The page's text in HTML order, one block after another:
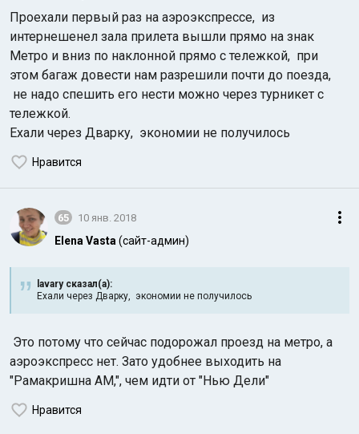
Проехали первый раз на аэроэкспрессе, из
интернешенел зала прилета вышли прямо на знак
Метро и вниз по наклонной прямо с тележкой, при
этом багаж довести нам разрешили почти до поезда,
не надо спешить его нести можно через турникет с
тележкой.
Ехали через Дварку, экономии не получилось
Нравится
65 10 янв. 2018
Elena Vasta (сайт-админ)
lavary сказал(а):
Ехали через Дварку, экономии не получилось
Это потому что сейчас подорожал проезд на метро, а
аэроэкспресс нет. Зато удобнее выходить на
"Рамакришна АМ,", чем идти от "Нью Дели"
Нравится